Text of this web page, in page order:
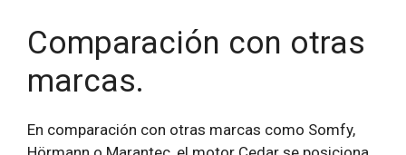
Comparación con otras
marcas.
En comparación con otras marcas como Somfy,